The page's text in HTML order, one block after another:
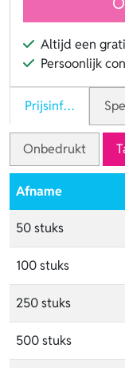
Altijd een
Persoonlijk
Prijsinformatie
Onbedrukt
Afname
50 stuks
100 stuks
250 stuks
500 stuks